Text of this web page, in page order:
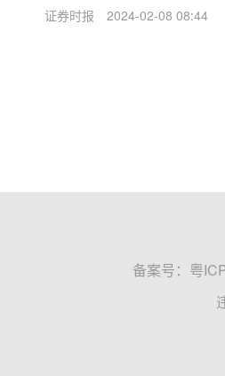
证券时报
2024-02-08 08:44
备案号： 粤